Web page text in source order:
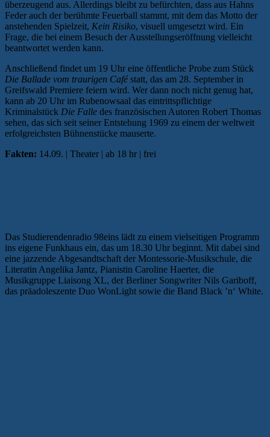
überzeugend aus. Allerdings bleibt zu befürchten, dass aus Hahns
Feder auch der berühmte Feuerball stammt, mit dem das Motto der
anstehenden Spielzeit, Kein Risiko, visuell umgesetzt wird. Ein
Frage, die bei einem Besuch der Ausstellungseröffnung vielleicht
beantwortet werden kann.
Anschließend findet um 19 Uhr eine öffentliche Probe zum Stück
Die Ballade vom traurigen Caféstatt, das am 28. September in
Greifswald Premiere feiern wird. Wer dann noch nicht genug hat,
kann ab 20 Uhr im Rubenowsaal das eintrittspflichtige
Kriminalstück Die Falle des französischen Autoren Robert Thomas
sehen, das sich seit seiner Entstehung 1969 zu einem der weltweit
erfolgreichsten Bühnenstücke mauserte.
Fakten: 14.09. | Theater | ab 18 hr | frei
Das Studierendenradio 98eins lädt zu einem vielseitigen Programm
ins eigene Funkhaus ein, das um 18.30 Uhr beginnt. Mit dabei sind
eine jazzende Abgesandtschaft der Montessorie-Musikschule, die
Literatin Angelika Jantz, Pianistin Caroline Haerter, die
Musikgruppe Liaisong XL, der Berliner Songwriter Nils Gariboff,
das präadoleszente Duo WonLight sowie die Band Black ’n‘ White.